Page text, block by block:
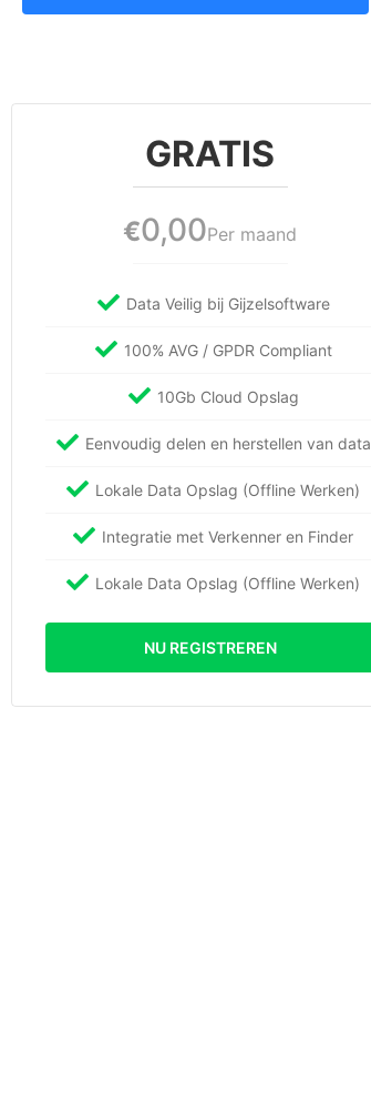
GRATIS
€0,00Per maand
Data Veilig bij Gijzelsoftware
100% AVG / GPDR Compliant
10Gb Cloud Opslag
Eenvoudig delen en herstellen van data
Lokale Data Opslag (Offline Werken)
Integratie met Verkenner en Finder
Lokale Data Opslag (Offline Werken)
NU REGISTREREN